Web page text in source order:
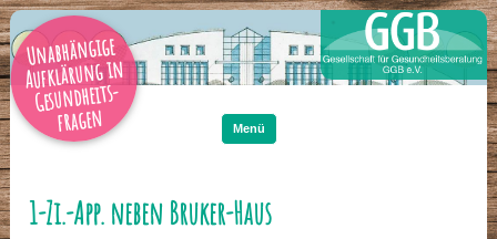
Unabhängige
Aufklärung in
Gesundheits-
fragen Menü
1-Zi.-App. neben Bruker-Haus